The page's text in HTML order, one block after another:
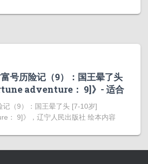
号历险记（9）：国王晕了头
adventure： 9]》- 适合
记（9）：国王晕了头 [7-10岁]
： 9]》，辽宁人民出版社 绘本内容